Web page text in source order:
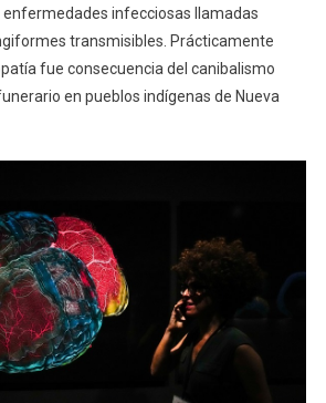
enfermedades infecciosas llamadas
transmisibles. Prácticamente
fue consecuencia del canibalismo
en pueblos indígenas de Nueva